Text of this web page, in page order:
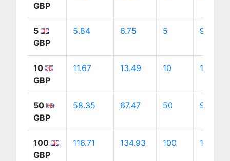
GBP
5
GBP
5.84 6.75 5 9.41
10
GBP
11.67 13.49 10 18.82
50
GBP
58.35 67.47 50 94.11
100
GBP
116.71 134.93 100 188.22